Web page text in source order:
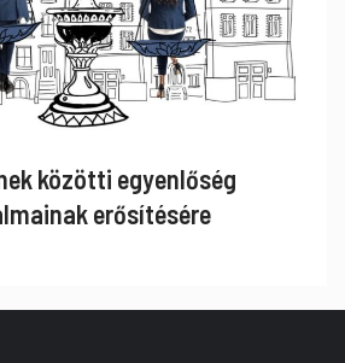
közötti egyenlőség
erősítésére